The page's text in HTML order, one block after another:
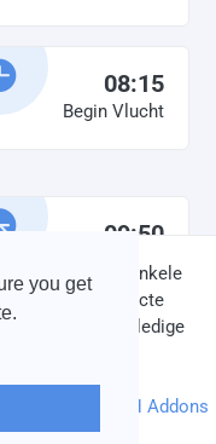
you get
08:15
Begin Vlucht
09:50
Einde vlucht
kan op geen enkele
directe of indirecte
onjuiste of onvolledige
|Credits
DH Addons